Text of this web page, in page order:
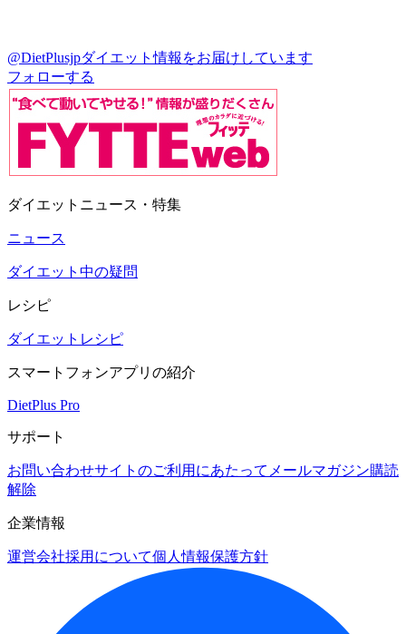
@DietPlusjpダイエット情報をお届けしています
フォローする
ダイエットニュース・特集
ニュース
ダイエット中の疑問
レシピ
ダイエットレシピ
スマートフォンアプリの紹介
DietPlus Pro
サポート
お問い合わせサイトのご利用にあたって メールマガジン購読
解除
企業情報
運営会社採用について個人情報保護方針